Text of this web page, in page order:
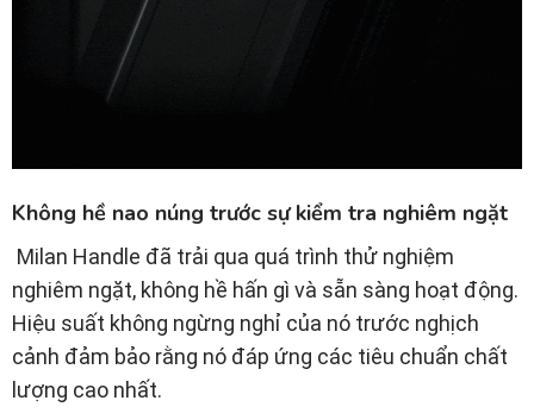
Không hề nao núng trước sự kiểm tra nghiêm ngặt
Milan Handle đã trải qua quá trình thử nghiệm
nghiêm ngặt, không hề hấn gì và sẵn sàng hoạt động.
Hiệu suất không ngừng nghỉ của nó trước nghịch
cảnh đảm bảo rằng nó đáp ứng các tiêu chuẩn chất
lượng cao nhất.